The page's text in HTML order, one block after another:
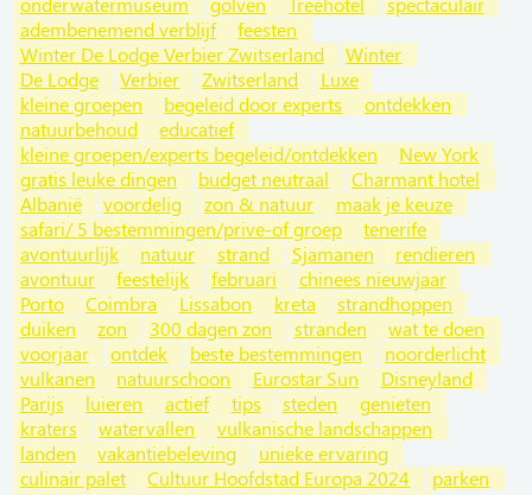
adembenemend verblijf
feesten
Winter De Lodge Verbier Zwitserland
Winter
De Lodge
Verbier Zwitserland
Luxe
kleine groepen
begeleid door experts
ontdekken
natuurbehoud
educatief
kleine groepen/experts begeleid/ontdekken
New York
gratis leuke dingen
budget neutraal
Charmant hotel
Albanië
voordelig zon & natuur
maak je keuze
safari/ 5 bestemmingen/prive-of groep
tenerife
avontuurlijk
natuur strand Sjamanen
rendieren
avontuur
feestelijk februari
chinees nieuwjaar
Porto
Coimbra Lissabon kreta
strandhoppen
duiken
zon 300 dagen zon stranden
wat te doen
voorjaar
ontdek beste bestemmingen
noorderlicht
vulkanen
natuurschoon Eurostar Sun
Disneyland
Parijs
luieren actief tips steden
genieten
kraters
watervallen
vulkanische landschappen
landen
vakantiebeleving
unieke ervaring
culinair palet
Cultuur Hoofdstad Europa 2024
parken